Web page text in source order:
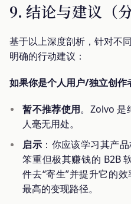
9. 结论与建议（
基于以上深度剖析，针对不
明确的行动建议：
如果你是个人用户/独立创作
暂不推荐使用。Zolvo 是
人毫无用处。
启示 ：你应该学习其产
笨重但极其赚钱的 B2B
件去“寄生”并提升它的
最高的变现路径。